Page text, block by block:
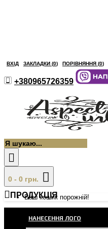
ВХІД ЗАКЛАДКИ (0) ПОРІВНЯННЯ (0)
+380965726359
0 - 0 грн.
Ваш кошик порожній!
ПРОДУКЦІЯ
НАНЕСЕННЯ ЛОГО